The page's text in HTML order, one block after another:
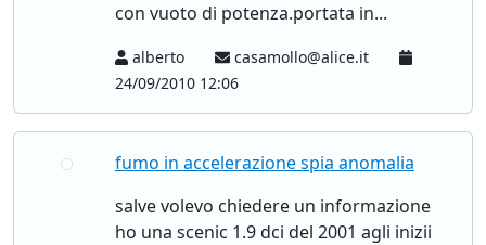
con vuoto di potenza.portata in...
alberto
casamollo@alice.it
24/09/2010 12:06
fumo in accelerazione spia anomalia
salve volevo chiedere un informazione
ho una scenic 1.9 dci del 2001 agli inizii